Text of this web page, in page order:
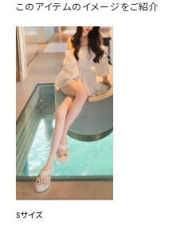
このアイテムのイメージをご紹介
Sサイズ